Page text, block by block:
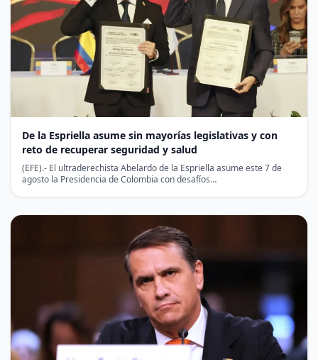
De la Espriella asume sin mayorías legislativas y con
reto de recuperar seguridad y salud
(EFE).- El ultraderechista Abelardo de la Espriella asume este 7 de
agosto la Presidencia de Colombia con desafíos…